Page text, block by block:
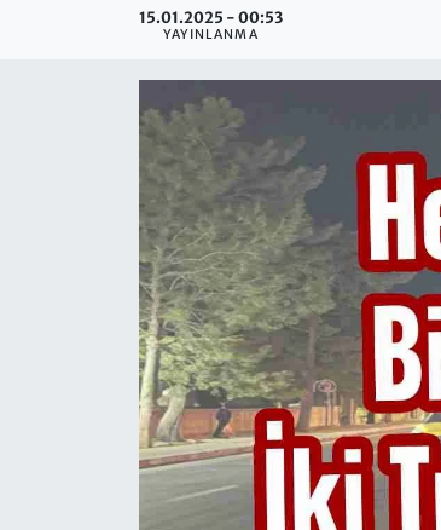
15.01.2025 - 00:53
YAYINLANMA
İletişim